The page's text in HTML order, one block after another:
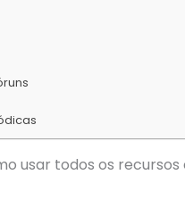
usar todos os recursos